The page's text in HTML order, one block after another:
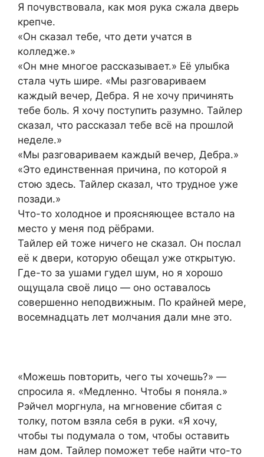
Я почувствовала, как моя рука сжала дверь
крепче.
«Он сказал тебе, что дети учатся в
колледже.»
«Он мне многое рассказывает.» Её улыбка
стала чуть шире. «Мы разговариваем
каждый вечер, Дебра. Я не хочу причинять
тебе боль. Я хочу поступить разумно. Тайлер
сказал, что рассказал тебе всё на прошлой
неделе.»
«Мы разговариваем каждый вечер, Дебра.»
«Это единственная причина, по которой я
стою здесь. Тайлер сказал, что трудное уже
позади.»
Что-то холодное и проясняющее встало на
место у меня под рёбрами.
Тайлер ей тоже ничего не сказал. Он послал
её к двери, которую обещал уже открытую.
Где-то за ушами гудел шум, но я хорошо
ощущала своё лицо — оно оставалось
совершенно неподвижным. По крайней мере,
восемнадцать лет молчания дали мне это.
«Можешь повторить, чего ты хочешь?» —
спросила я. «Медленно. Чтобы я поняла.»
Рэйчел моргнула, на мгновение сбитая с
толку, потом взяла себя в руки. «Я хочу,
чтобы ты подумала о том, чтобы оставить
нам дом. Тайлер поможет тебе найти что-то